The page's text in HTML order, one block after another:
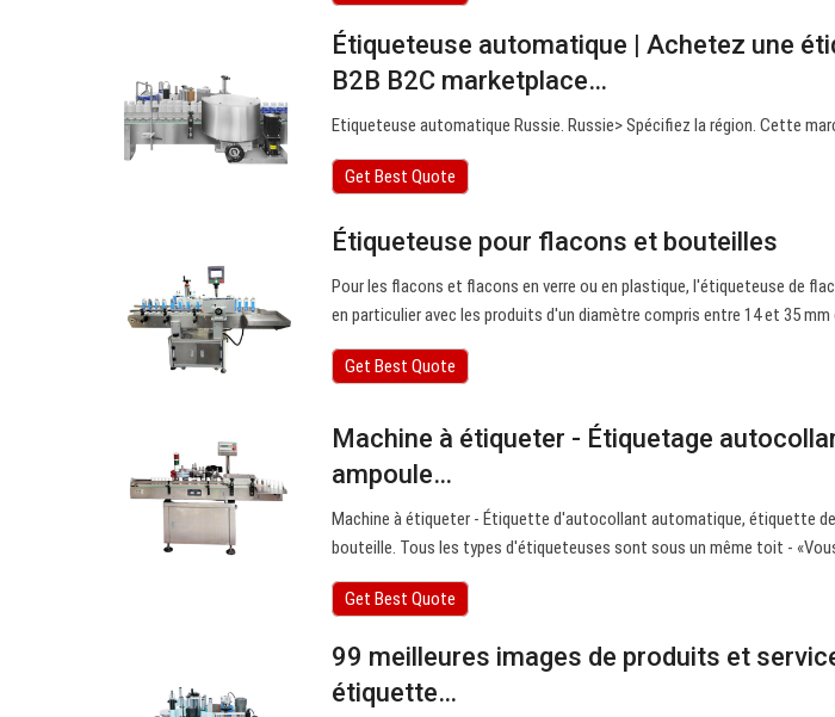
Étiqueteuse automatique | Achetez une
B2B B2C marketplace…
Etiqueteuse automatique Russie. Russie> Spécifiez la région. Cette
Get Best Quote
Étiqueteuse pour flacons et bouteilles
Pour les flacons et flacons en verre ou en plastique, l'étiqueteuse de
en particulier avec les produits d'un diamètre compris entre 14 et 35
Get Best Quote
Machine à étiqueter - Étiquetage
ampoule…
Machine à étiqueter - Étiquette d'autocollant automatique, étiquette
bouteille. Tous les types d'étiqueteuses sont sous un même toit -
Get Best Quote
99 meilleures images de produits et
étiquette…